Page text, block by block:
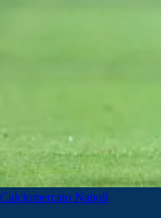
Calciomercato Napoli